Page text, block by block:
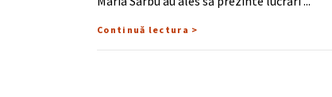
Continuă lectura >